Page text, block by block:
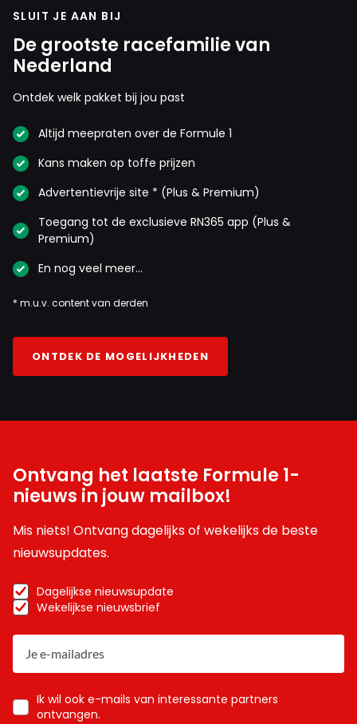
SLUIT JE AAN BIJ
De grootste racefamilie van
Nederland
Ontdek welk pakket bij jou past
Altijd meepraten over de Formule 1
Kans maken op toffe prijzen
Advertentievrije site * (Plus & Premium)
Toegang tot de exclusieve RN365 app (Plus &
Premium)
En nog veel meer…
* m.u.v. content van derden
ONTDEK DE MOGELIJKHEDEN
Ontvang het laatste Formule 1-
nieuws in jouw mailbox!
Mis niets! Ontvang dagelijks of wekelijks de beste
nieuwsupdates.
Dagelijkse nieuwsupdate
Wekelijkse nieuwsbrief
Ik wil ook e-mails van interessante partners
ontvangen.